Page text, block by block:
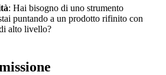
: Hai bisogno di uno strumento
puntando a un prodotto rifinito con
alto livello?